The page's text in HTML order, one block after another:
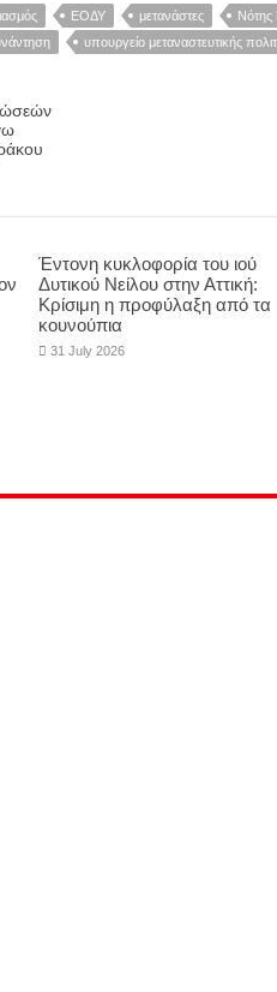
ΕΟΔΥ μετανάστες Νότης
υπουργείο μεταναστευτικής
Έντονη κυκλοφορία του ιού
Δυτικού Νείλου στην Αττική:
Κρίσιμη η προφύλαξη από τα
κουνούπια
31 July 2026